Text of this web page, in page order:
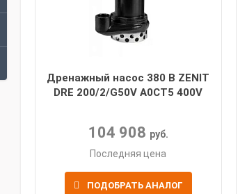
Дренажный насос 380 В ZENIT
DRE 200/2/G50V A0CT5 400V
104 908 руб.
Последняя цена
ПОДОБРАТЬ АНАЛОГ